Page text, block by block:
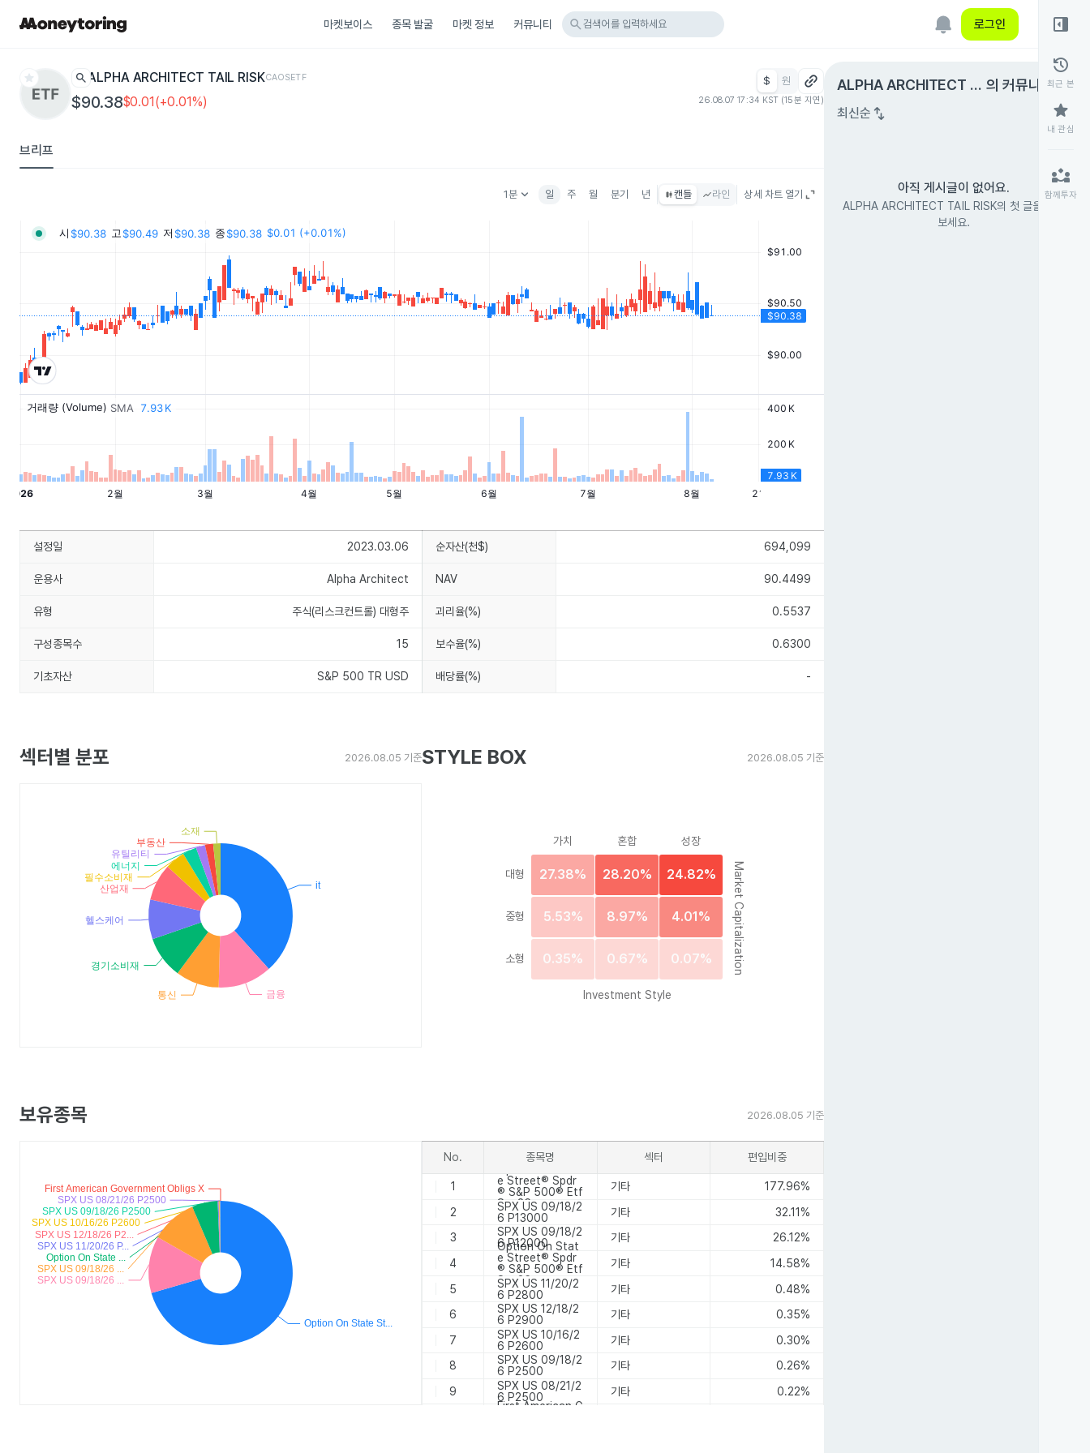
마켓보이스 종목 발굴 마켓 정보 커뮤니티 search 검색어를 입력하세요 로그인
star search ALPHA ARCHITECT TAIL RISKCAOSETF
$90.38$0.01(+0.01%)
$ 원
26.08.07 17:34 KST (15분 지연)
브리프
1분keyboard_arrow_down 일 주 월 분기 년 캔들 라인 상세 차트 열기
ALPHA ARCHITECT T
AIL RISK
의 커뮤니티expand_circle_right
최신순 swap_vert
아직 게시글이 없어요.
ALPHA ARCHITECT TAIL RISK의 첫 글을 남겨
보세요.
right_panel_open
history
최근 본
star
내 관심
partner_exchange
함께투자